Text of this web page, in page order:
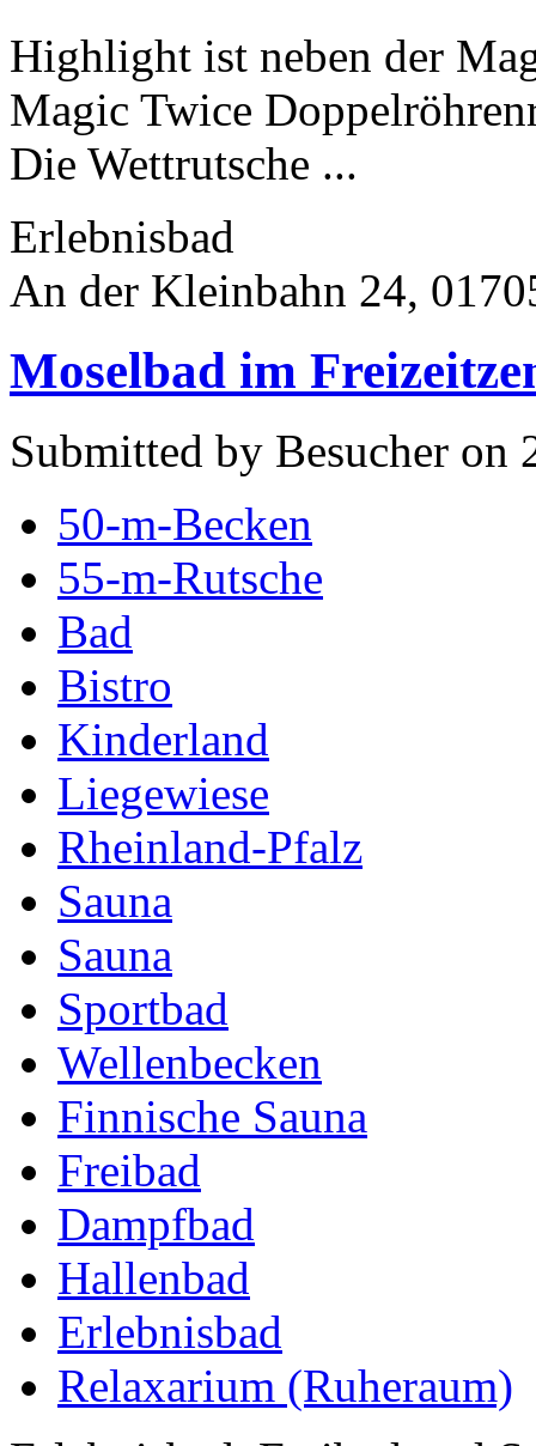
Highlight ist neben der
Magic Twice
Die Wettrutsche ...
Erlebnisbad
An der Kleinbahn 24,
Moselbad im
Submitted by Besucher
50-m-Becken
55-m-Rutsche
Bad
Bistro
Kinderland
Liegewiese
Rheinland-Pfalz
Sauna
Sauna
Sportbad
Wellenbecken
Finnische Sauna
Freibad
Dampfbad
Hallenbad
Erlebnisbad
Relaxarium (Ruheraum)